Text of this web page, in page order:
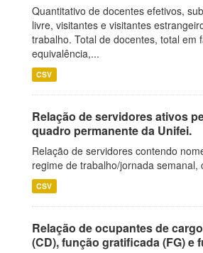
Quantitativo de docentes efetivos,
livre, visitantes e visitantes
trabalho. Total de docentes, total em
equivalência,...
CSV
Relação de servidores ativos
quadro permanente da Unifei.
Relação de servidores contendo
regime de trabalho/jornada semanal,
CSV
Relação de ocupantes de
(CD), função gratificada (FG) e